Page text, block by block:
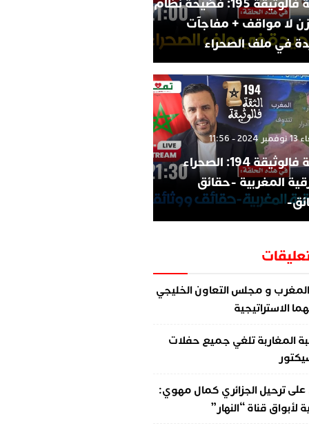
الثقة فالوثيقة 195: فضيحة نظام
لا مواقف + مفاجآت
في ملف الصحراء
- 11:56
الثقة فالوثيقة 194: الصحراء
المغربية -حقائق
المغرب و مجلس التعاون الخليجي
الاستراتيجية
المغاربة تلغي جميع حفلات
علىترحيل الجزائري كمال مهوي:
قناة “النهار”